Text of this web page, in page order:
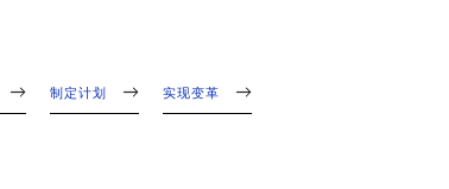
制定计划 实现变革